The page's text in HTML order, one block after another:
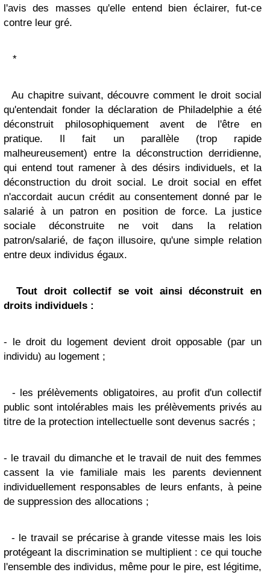
l'avis des masses qu'elle entend bien éclairer, fut-ce
contre leur gré.
*
Au chapitre suivant, découvre comment le droit social
qu'entendait fonder la déclaration de Philadelphie a été
déconstruit philosophiquement avent de l'être en
pratique. Il fait un parallèle (trop rapide
malheureusement) entre la déconstruction derridienne,
qui entend tout ramener à des désirs individuels, et la
déconstruction du droit social. Le droit social en effet
n'accordait aucun crédit au consentement donné par le
salarié à un patron en position de force. La justice
sociale déconstruite ne voit dans la relation
patron/salarié, de façon illusoire, qu'une simple relation
entre deux individus égaux.
Tout droit collectif se voit ainsi déconstruit en
droits individuels :
- le droit du logement devient droit opposable (par un
individu) au logement ;
- les prélèvements obligatoires, au profit d'un collectif
public sont intolérables mais les prélèvements privés au
titre de la protection intellectuelle sont devenus sacrés ;
- le travail du dimanche et le travail de nuit des femmes
cassent la vie familiale mais les parents deviennent
individuellement responsables de leurs enfants, à peine
de suppression des allocations ;
- le travail se précarise à grande vitesse mais les lois
protégeant la discrimination se multiplient : ce qui touche
l'ensemble des individus, même pour le pire, est légitime,